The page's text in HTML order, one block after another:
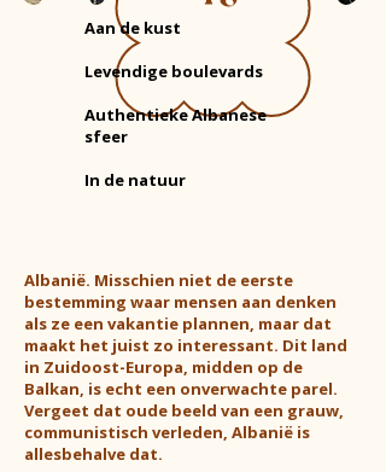
Aan de kust
Levendige boulevards
Authentieke Albanese
sfeer
In de natuur​
Albanië. Misschien niet de eerste
bestemming waar mensen aan denken
als ze een vakantie plannen, maar dat
maakt het juist zo interessant. Dit land
in Zuidoost-Europa, midden op de
Balkan, is echt een onverwachte parel.
Vergeet dat oude beeld van een grauw,
communistisch verleden, Albanië is
allesbehalve dat.